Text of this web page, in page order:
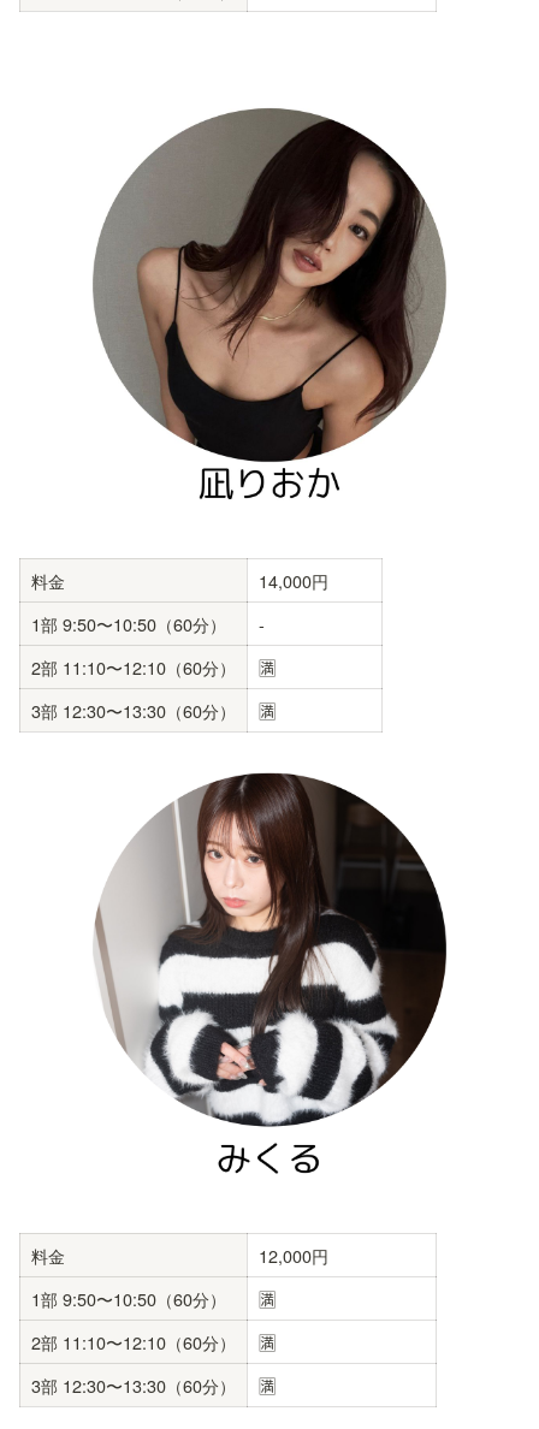
料金
14,000円
1部 9:50〜10:50（60分）
-
2部 11:10〜12:10（60分）
🈵
3部 12:30〜13:30（60分）
🈵
料金
12,000円
1部 9:50〜10:50（60分）
🈵
2部 11:10〜12:10（60分）
🈵
3部 12:30〜13:30（60分）
🈵